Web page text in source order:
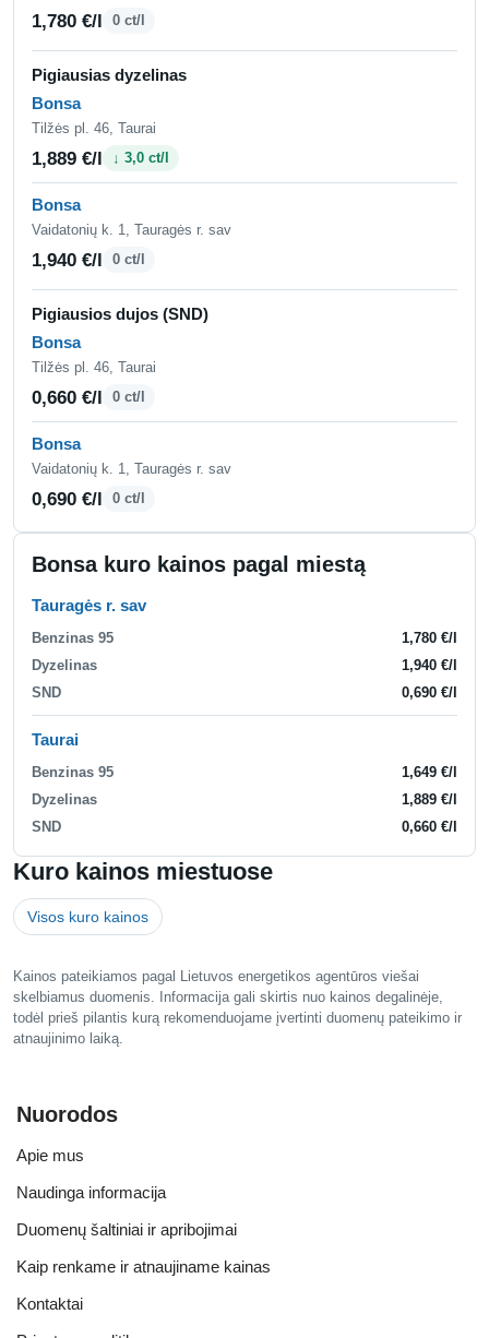
Kuro kainos miestuose
Visos kuro kainos
1,780 €/l 0 ct/l
Pigiausias dyzelinas
Bonsa
Tilžės pl. 46, Taurai
1,889 €/l ↓ 3,0 ct/l
Bonsa
Vaidatonių k. 1, Tauragės r. sav
1,940 €/l 0 ct/l
Pigiausios dujos (SND)
Bonsa
Tilžės pl. 46, Taurai
0,660 €/l 0 ct/l
Bonsa
Vaidatonių k. 1, Tauragės r. sav
0,690 €/l 0 ct/l
Bonsa kuro kainos pagal miestą
Tauragės r. sav
Benzinas 95
1,780 €/l
Dyzelinas
1,940 €/l
SND
0,690 €/l
Taurai
Benzinas 95
1,649 €/l
Dyzelinas
1,889 €/l
SND
0,660 €/l
Kainos pateikiamos pagal Lietuvos energetikos agentūros viešai
skelbiamus duomenis. Informacija gali skirtis nuo kainos degalinėje,
todėl prieš pilantis kurą rekomenduojame įvertinti duomenų pateikimo ir
atnaujinimo laiką.
Nuorodos
Apie mus
Naudinga informacija
Duomenų šaltiniai ir apribojimai
Kaip renkame ir atnaujiname kainas
Kontaktai